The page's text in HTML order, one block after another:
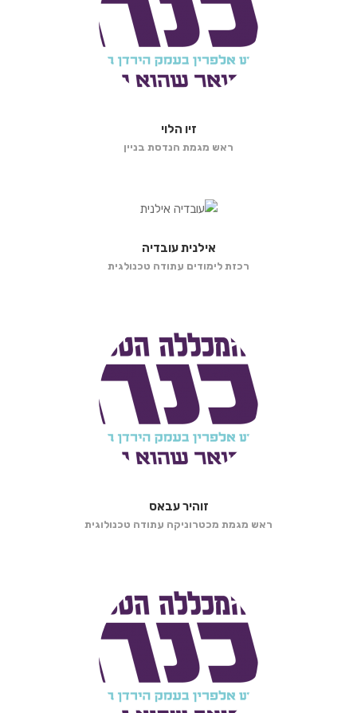
זיו הלוי
ראש מגמת הנדסת בניין
אילנית עובדיה
רכזת לימודים עתודה טכנולגית
זוהיר עבאס
ראש מגמת מכטרוניקה עתודה טכנולוגית